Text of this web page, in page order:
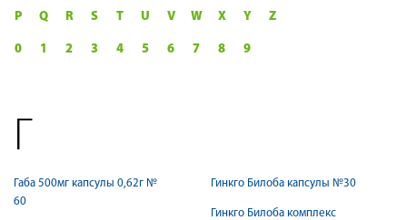
P
Q R S T U V W X Y Z
0 1 2 3 4 5 6 7 8 9
Г
Габа 500мг капсулы 0,62г №
60
Гинкго Билоба капсулы №30
Гинкго Билоба комплекс